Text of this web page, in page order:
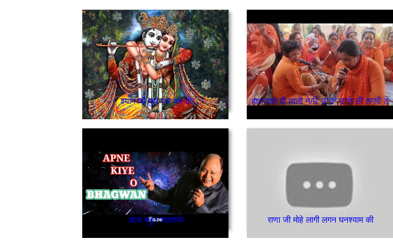
श्याम जी मुझे पार कर दो हारां वाले दी लाली ने/ਓ ਹਾਰਾਂ ਵਾਲੇ ਦੀ ਲਾਲੀ ਨੇ
आज बहुत पछताया राणा जी माेहे लागी लगन घनश्याम की